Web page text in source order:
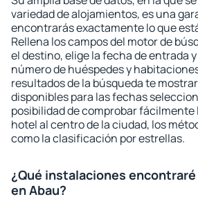
variedad de alojamientos, es una
encontrarás exactamente lo que
Rellena los campos del motor de
el destino, elige la fecha de entrada
número de huéspedes y
resultados de la búsqueda te
disponibles para las fechas
posibilidad de comprobar fácilmente
hotel al centro de la ciudad, los
como la clasificación por estrellas.
¿Qué instalaciones
en Abau?